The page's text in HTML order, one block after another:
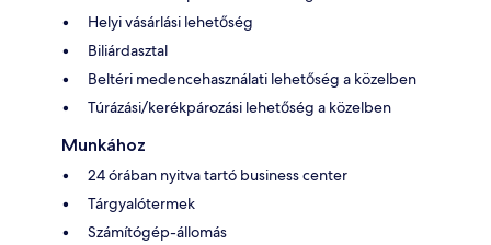
Helyi vásárlási lehetőség
Biliárdasztal
Beltéri medencehasználati lehetőség a közelben
Túrázási/kerékpározási lehetőség a közelben
Munkához
24 órában nyitva tartó business center
Tárgyalótermek
Számítógép-állomás